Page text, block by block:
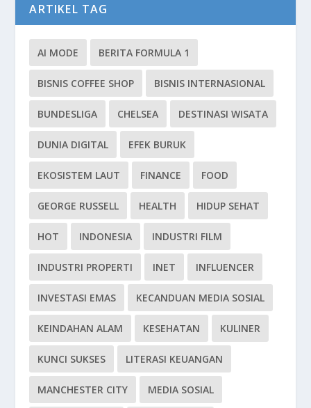
ARTIKEL TAG
AI MODE BERITA FORMULA 1
BISNIS COFFEE SHOP BISNIS INTERNASIONAL
BUNDESLIGA CHELSEA DESTINASI WISATA
DUNIA DIGITAL EFEK BURUK
EKOSISTEM LAUT FINANCE FOOD
GEORGE RUSSELL HEALTH HIDUP SEHAT
HOT INDONESIA INDUSTRI FILM
INDUSTRI PROPERTI INET INFLUENCER
INVESTASI EMAS KECANDUAN MEDIA SOSIAL
KEINDAHAN ALAM KESEHATAN KULINER
KUNCI SUKSES LITERASI KEUANGAN
MANCHESTER CITY MEDIA SOSIAL